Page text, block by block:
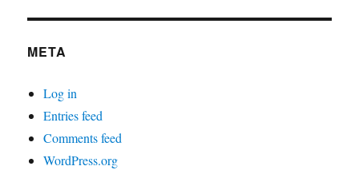
META
Log in
Entries feed
Comments feed
WordPress.org